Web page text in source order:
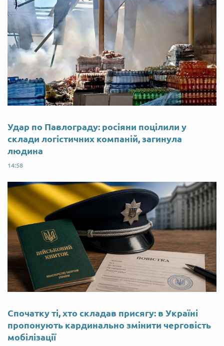
Удар по Павлограду: росіяни поцілили у
склади логістичних компаній, загинула
людина
14:58
Спочатку ті, хто складав присягу: в Україні
пропонують кардинально змінити черговість
мобілізації